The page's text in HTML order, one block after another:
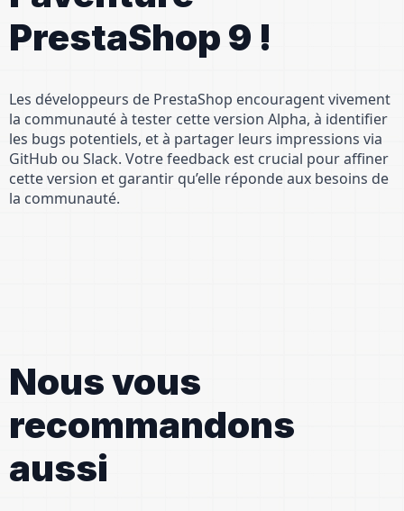
PrestaShop 9 !
Les développeurs de PrestaShop encouragent vivement
la communauté à tester cette version Alpha, à identifier
les bugs potentiels, et à partager leurs impressions via
GitHub ou Slack. Votre feedback est crucial pour affiner
cette version et garantir qu’elle réponde aux besoins de
la communauté.
Nous vous
recommandons
aussi